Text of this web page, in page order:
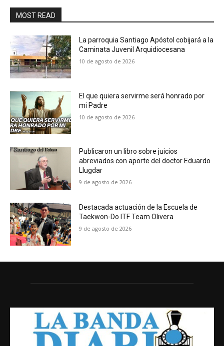
MOST READ
La parroquia Santiago Apóstol cobijará a la
Caminata Juvenil Arquidiocesana
10 de agosto de 2026
El que quiera servirme será honrado por
mi Padre
10 de agosto de 2026
Publicaron un libro sobre juicios
abreviados con aporte del doctor Eduardo
Llugdar
9 de agosto de 2026
Destacada actuación de la Escuela de
Taekwon-Do ITF Team Olivera
9 de agosto de 2026